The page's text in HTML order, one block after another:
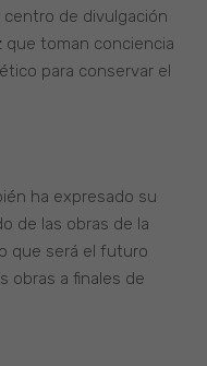
de divulgación
que toman conciencia
para conservar el
ha expresado su
de las obras de la
que será el futuro
obras a finales de